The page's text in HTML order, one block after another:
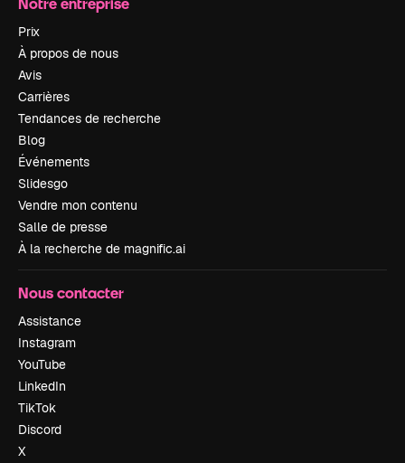
Prix
À propos de nous
Avis
Carrières
Tendances de recherche
Blog
Événements
Slidesgo
Vendre mon contenu
Salle de presse
À la recherche de magnific.ai
Nous contacter
Assistance
Instagram
YouTube
LinkedIn
TikTok
Discord
X